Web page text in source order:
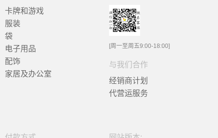
卡牌和游戏
服装
袋
电子用品
配饰
家居及办公室
[周一至周五9:00-18:00]
与我们合作
经销商计划
代营运服务